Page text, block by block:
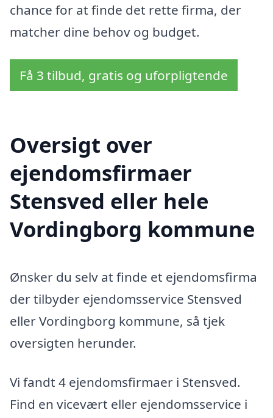
chance for at finde det rette firma, der
matcher dine behov og budget.
Få 3 tilbud, gratis og uforpligtende
Oversigt over
ejendomsfirmaer
Stensved eller hele
Vordingborg kommune
Ønsker du selv at finde et ejendomsfirma
der tilbyder ejendomsservice Stensved
eller Vordingborg kommune, så tjek
oversigten herunder.
Vi fandt 4 ejendomsfirmaer i Stensved.
Find en vicevært eller ejendomsservice i